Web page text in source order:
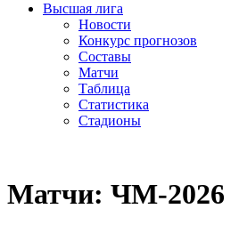
Высшая лига
Новости
Конкурс прогнозов
Составы
Матчи
Таблица
Статистика
Стадионы
Матчи: ЧМ-2026